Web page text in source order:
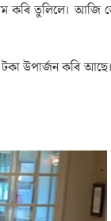
কৰি তুলিলে।
টকা উপাৰ্জন কৰি